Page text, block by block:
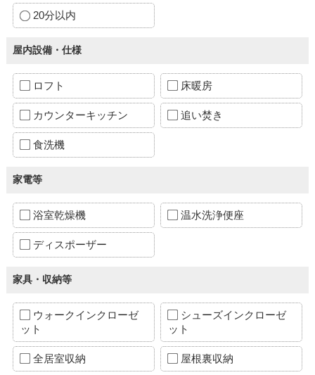
20分以内
屋内設備・仕様
ロフト 床暖房
カウンターキッチン 追い焚き
食洗機
家電等
浴室乾燥機 温水洗浄便座
ディスポーザー
家具・収納等
ウォークインクローゼ
ット
シューズインクローゼ
ット
全居室収納 屋根裏収納